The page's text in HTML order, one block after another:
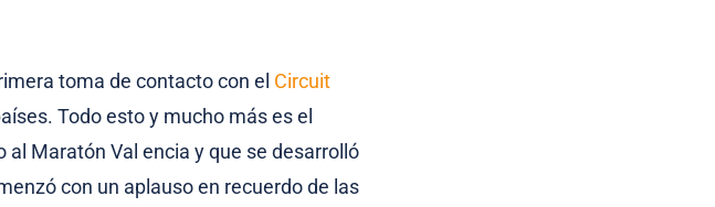
toma de contacto con el Circuit
Todo esto y mucho más es el
Maratón Val encia y que se desarrolló
con un aplauso en recuerdo de las